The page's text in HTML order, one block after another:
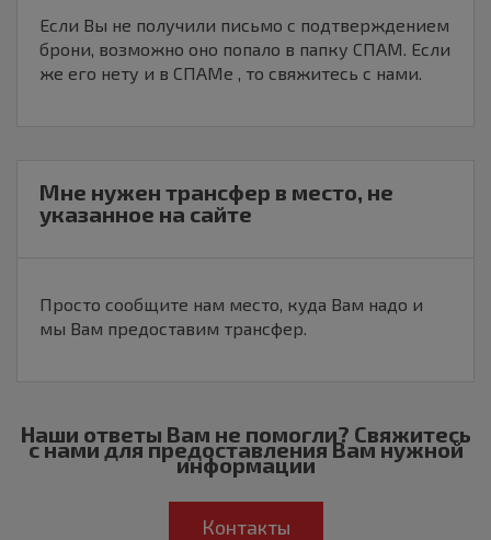
Если Вы не получили письмо с подтверждением
брони, возможно оно попало в папку СПАМ. Если
же его нету и в СПАМе , то свяжитесь с нами.
Мне нужен трансфер в место, не
указанное на сайте
Просто сообщите нам место, куда Вам надо и
мы Вам предоставим трансфер.
Наши ответы Вам не помогли? Свяжитесь
с нами для предоставления Вам нужной
информации
Контакты